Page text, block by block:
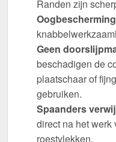
Randen zijn
Oogbescherming
Geen
beschadigen de
plaatschaar of
gebruiken.
Spaanders
direct na het werk
roestvlekken.